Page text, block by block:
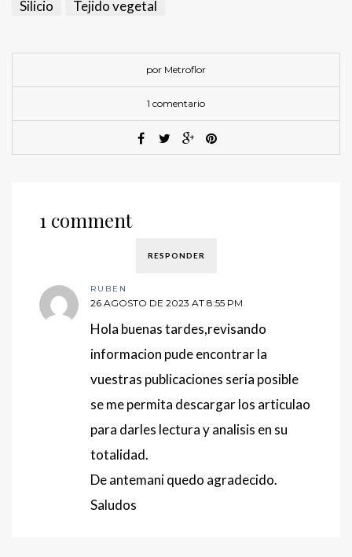
Silicio
Tejido vegetal
por Metroflor
1 comentario
1 comment
RESPONDER
RUBEN
26 AGOSTO DE 2023 AT 8:55 PM
Hola buenas tardes,revisando
informacion pude encontrar la
vuestras publicaciones seria posible
se me permita descargar los articulao
para darles lectura y analisis en su
totalidad.
De antemani quedo agradecido.
Saludos